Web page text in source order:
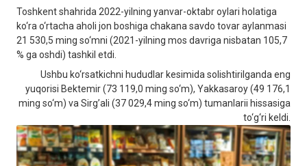
Toshkent shahrida 2022-yilning yanvar-oktabr oylari holatiga
ko‘ra o‘rtacha aholi jon boshiga chakana savdo tovar aylanmasi
21 530,5 ming so‘mni (2021-yilning mos davriga nisbatan 105,7
% ga oshdi) tashkil etdi.
Ushbu ko‘rsatkichni hududlar kesimida solishtirilganda eng
yuqorisi Bektemir (73 119,0 ming so‘m), Yakkasaroy (49 176,1
ming so‘m) va Sirg’ali (37 029,4 ming so‘m) tumanlarii hissasiga
to‘g‘ri keldi.